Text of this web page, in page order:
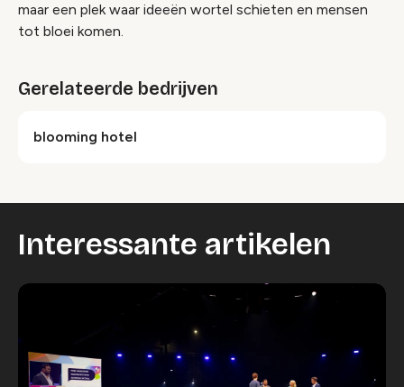
maar een plek waar ideeën wortel schieten en mensen
tot bloei komen.
Gerelateerde bedrijven
blooming hotel
Interessante artikelen